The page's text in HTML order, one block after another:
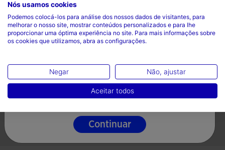
5 em 5 avaliação de clientes 4$9 em 5 avaliação de clientes
Escolha seu país e idioma
País
Portugal
Idioma
Português
Continuar
Nós usamos cookies
Podemos colocá-los para análise dos nossos dados de visitantes, para
melhorar o nosso site, mostrar conteúdos personalizados e para lhe
proporcionar uma óptima experiência no site. Para mais informações sobre
os cookies que utilizamos, abra as configurações.
Negar Não, ajustar
Aceitar todos